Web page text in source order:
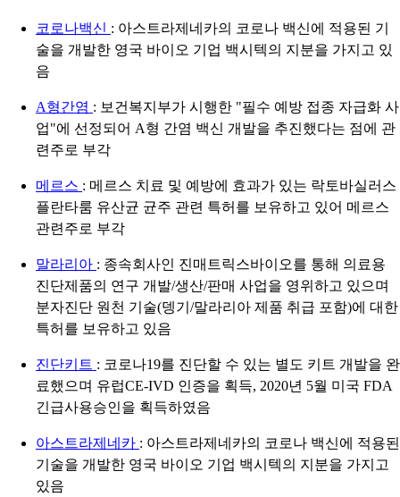
코로나백신 : 아스트라제네카의 코로나 백신에 적용된 기
술을 개발한 영국 바이오 기업 백시텍의 지분을 가지고 있
음
A형간염 : 보건복지부가 시행한 "필수 예방 접종 자급화 사
업"에 선정되어 A형 간염 백신 개발을 추진했다는 점에 관
련주로 부각
메르스 : 메르스 치료 및 예방에 효과가 있는 락토바실러스
플란타룸 유산균 균주 관련 특허를 보유하고 있어 메르스
관련주로 부각
말라리아 : 종속회사인 진매트릭스바이오를 통해 의료용
진단제품의 연구 개발/생산/판매 사업을 영위하고 있으며
분자진단 원천 기술(뎅기/말라리아 제품 취급 포함)에 대한
특허를 보유하고 있음
진단키트 : 코로나19를 진단할 수 있는 별도 키트 개발을 완
료했으며 유럽CE-IVD 인증을 획득, 2020년 5월 미국 FDA
긴급사용승인을 획득하였음
아스트라제네카 : 아스트라제네카의 코로나 백신에 적용된
기술을 개발한 영국 바이오 기업 백시텍의 지분을 가지고
있음